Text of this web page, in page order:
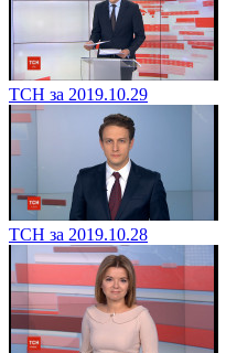
ТСН за 2019.10.29
ТСН за 2019.10.28